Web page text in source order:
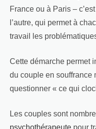
France ou à Paris –
l’autre, qui permet à
travail les
Cette démarche permet
du couple en souffrance
questionner « ce qui
Les couples sont
psychothérapeute pour